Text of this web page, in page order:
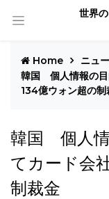
世界
Home
ニュ
韓国 個人情報の目
134億ウォン超の制
韓国 個人情
てカード会
制裁金